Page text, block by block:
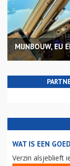
MIJNBOUW, EU
WAT IS EEN
Verzin alsjeblieft